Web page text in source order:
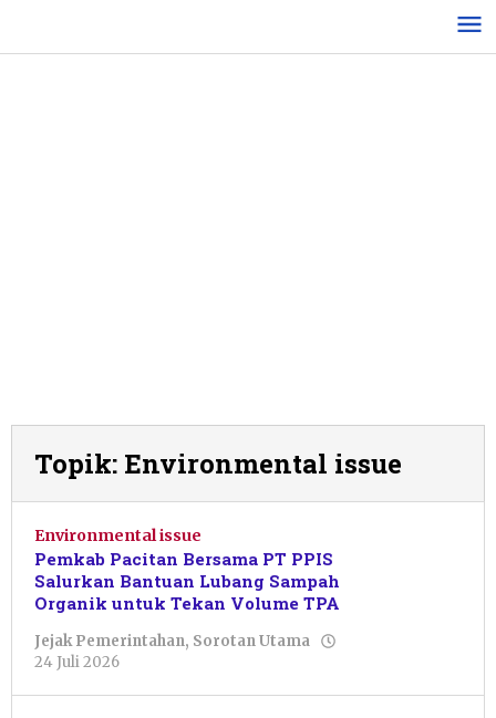
konten
Topik: Environmental issue
Environmental issue
Pemkab Pacitan Bersama PT PPIS
Salurkan Bantuan Lubang Sampah
Organik untuk Tekan Volume TPA
Jejak Pemerintahan, Sorotan Utama
24 Juli 2026
Azizah